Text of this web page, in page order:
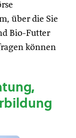
über die Sie
Bio-Futter
können